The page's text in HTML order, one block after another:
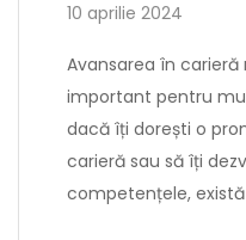
10 aprilie 2024
Avansarea în
important pentru
dacă îți dorești o
carieră sau să îți
competențele,